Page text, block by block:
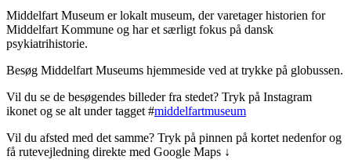
Middelfart Museum er lokalt museum, der varetager historien for
Middelfart Kommune og har et særligt fokus på dansk
psykiatrihistorie.
Besøg Middelfart Museums hjemmeside ved at trykke på globussen.
Vil du se de besøgendes billeder fra stedet? Tryk på Instagram
ikonet og se alt under tagget #middelfartmuseum
Vil du afsted med det samme? Tryk på pinnen på kortet nedenfor og
få rutevejledning direkte med Google Maps ↓